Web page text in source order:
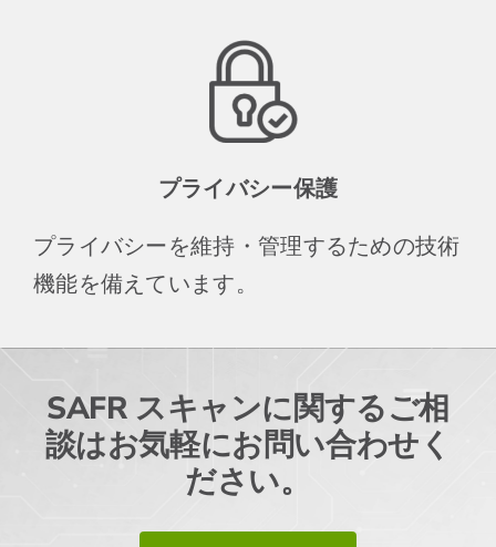
プライバシー保護
プライバシーを維持・管理するための技術
機能を備えています。
SAFR スキャンに関するご相
談はお気軽にお問い合わせく
ださい。